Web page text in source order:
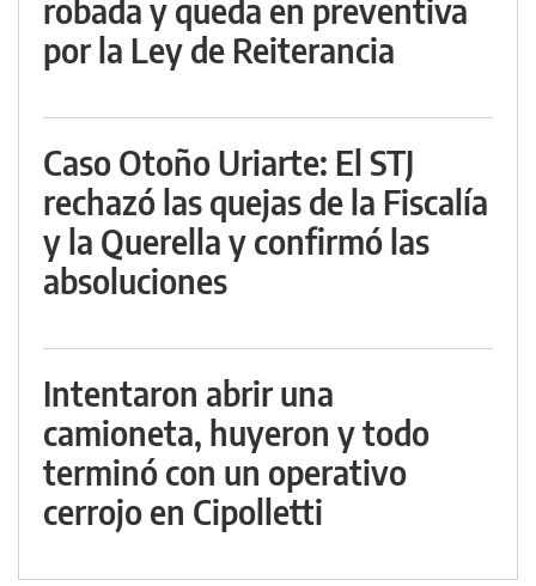
robada y queda en preventiva
por la Ley de Reiterancia
Caso Otoño Uriarte: El STJ
rechazó las quejas de la Fiscalía
y la Querella y confirmó las
absoluciones
Intentaron abrir una
camioneta, huyeron y todo
terminó con un operativo
cerrojo en Cipolletti